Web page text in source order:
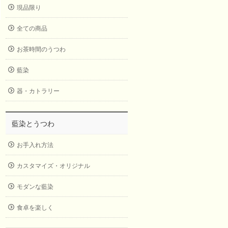
現品限り
全ての商品
お茶時間のうつわ
藍染
器・カトラリー
藍染とうつわ
お手入れ方法
カスタマイズ・オリジナル
モダンな藍染
食卓を楽しく